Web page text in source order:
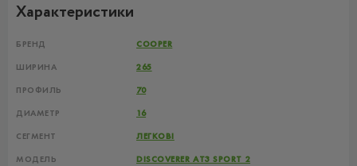
Характеристики
БРЕНД COOPER
ШИРИНА 265
ПРОФИЛЬ 70
ДИАМЕТР 16
СЕГМЕНТ ЛЕГКОВІ
МОДЕЛЬ DISCOVERER AT3 SPORT 2